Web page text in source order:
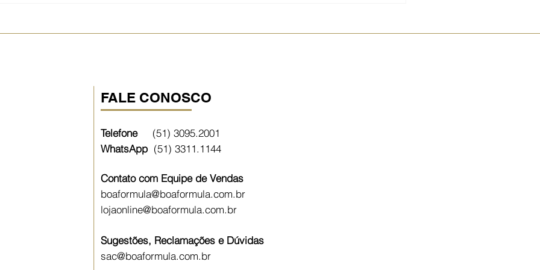
FALE CONOSCO
Telefone(51) 3095.2001
WhatsApp(51)3311.1144
Contato com Equipe de Vendas
boaformula@boaformula.com.br
lojaonline@boaformula.com.br
Sugestões, Reclamações e Dúvidas
sac@boaformula.com.br